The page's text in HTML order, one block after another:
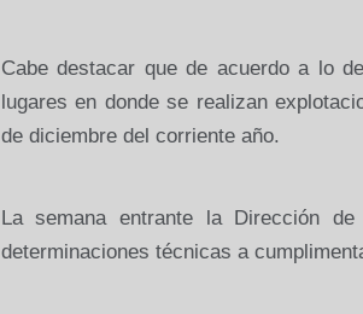
Cabe destacar que de acuerdo a lo
lugares en donde se realizan
de diciembre del corriente año.
La semana entrante la Dirección
determinaciones técnicas a